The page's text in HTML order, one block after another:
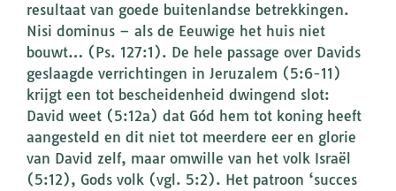
resultaat van goede buitenlandse betrekkingen.
Nisi dominus – als de Eeuwige het huis niet
bouwt… (Ps. 127:1). De hele passage over Davids
geslaagde verrichtingen in Jeruzalem (5:6-11)
krijgt een tot bescheidenheid dwingend slot:
David weet (5:12a) dat Gód hem tot koning heeft
aangesteld en dit niet tot meerdere eer en glorie
van David zelf, maar omwille van het volk Israël
(5:12), Gods volk (vgl. 5:2). Het patroon ‘succes